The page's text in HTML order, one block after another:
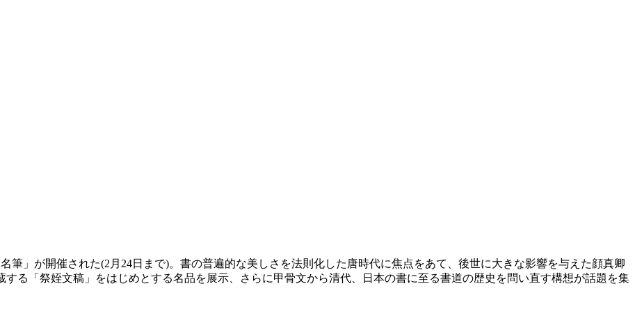
筆」が開催された(2月24日まで)。書の普遍的な美しさを法則化した唐時代に焦点をあて、後世に大きな影響を与えた顔真卿
る「祭姪文稿」をはじめとする名品を展示、さらに甲骨文から清代、日本の書に至る書道の歴史を問い直す構想が話題を集